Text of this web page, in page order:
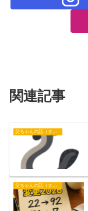
関連記事
父ちゃんの話（タイガース）
父ちゃんの話（タイガース）